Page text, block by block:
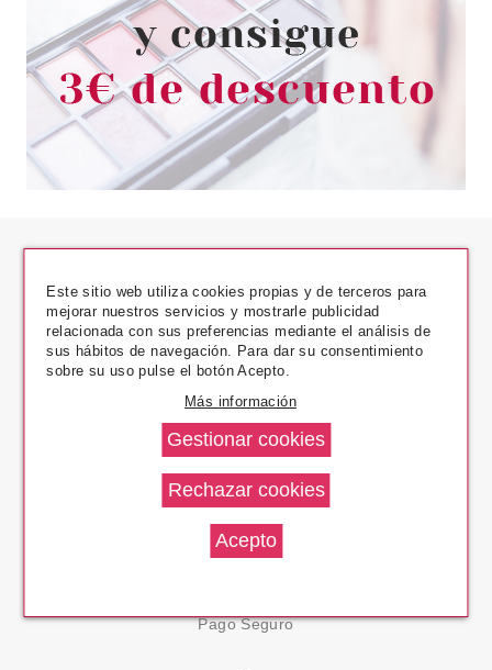
Los Precios Más Bajos
Envío En 24 H
Pago Seguro
Este sitio web utiliza cookies propias y de terceros para
mejorar nuestros servicios y mostrarle publicidad
relacionada con sus preferencias mediante el análisis de
sus hábitos de navegación. Para dar su consentimiento
sobre su uso pulse el botón Acepto.
Más información